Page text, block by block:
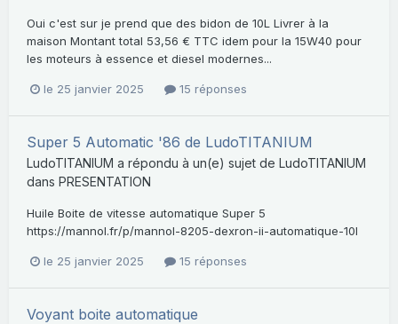
Oui c'est sur je prend que des bidon de 10L Livrer à la
maison Montant total 53,56 € TTC idem pour la 15W40 pour
les moteurs à essence et diesel modernes...
le 25 janvier 2025 15 réponses
Super 5 Automatic '86 de LudoTITANIUM
LudoTITANIUM a répondu à un(e) sujet de LudoTITANIUM
dans PRESENTATION
Huile Boite de vitesse automatique Super 5
https://mannol.fr/p/mannol-8205-dexron-ii-automatique-10l
le 25 janvier 2025 15 réponses
Voyant boite automatique